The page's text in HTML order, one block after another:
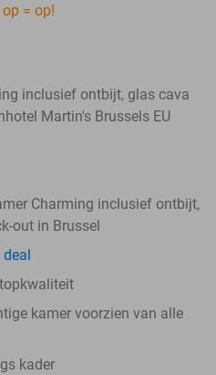
= op!
inclusief ontbijt, glas cava
Martin's Brussels EU
Charming inclusief ontbijt,
out in Brussel
kamer voorzien van alle
kader